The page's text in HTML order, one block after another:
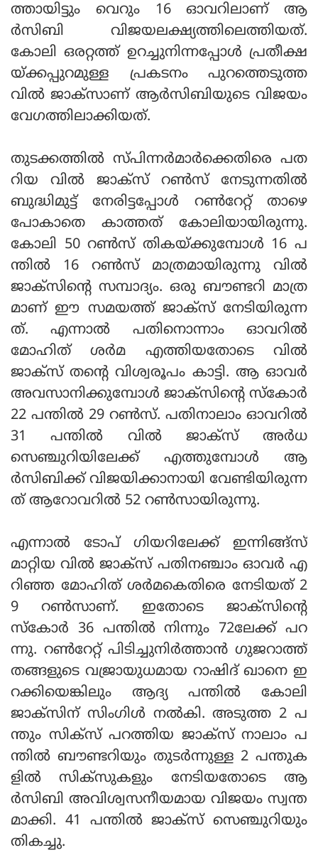
ത്തായിട്ടും വെറും 16 ഓവറിലാണ് ആ
ര്‍സിബി വിജയലക്ഷ്യത്തിലെത്തിയത്.
കോലി ഒരറ്റത്ത് ഉറച്ചുനിന്നപ്പോള്‍ പ്രതീക്ഷ
യ്ക്കപ്പുറമുള്ള പ്രകടനം പുറത്തെടുത്ത
വില്‍ ജാക്‌സാണ് ആര്‍സിബിയുടെ വിജയം
വേഗത്തിലാക്കിയത്.
തുടക്കത്തില്‍ സ്പിന്നര്‍മാര്‍ക്കെതിരെ പത
റിയ വില്‍ ജാക്‌സ് റണ്‍സ് നേടുന്നതില്‍
ബുദ്ധിമുട്ട് നേരിട്ടപ്പോള്‍ റണ്‍റേറ്റ് താഴെ
പോകാതെ കാത്തത് കോലിയായിരുന്നു.
കോലി 50 റണ്‍സ് തികയ്ക്കുമ്പോള്‍ 16 പ
ന്തില്‍ 16 റണ്‍സ് മാത്രമായിരുന്നു വില്‍
ജാക്‌സിന്റെ സമ്പാദ്യം. ഒരു ബൗണ്ടറി മാത്ര
മാണ് ഈ സമയത്ത് ജാക്‌സ് നേടിയിരുന്ന
ത്. എന്നാല്‍ പതിനൊന്നാം ഓവറില്‍
മോഹിത് ശര്‍മ എത്തിയതോടെ വില്‍
ജാക്‌സ് തന്റെ വിശ്വരൂപം കാട്ടി. ആ ഓവര്‍
അവസാനിക്കുമ്പോള്‍ ജാക്‌സിന്റെ സ്‌കോര്‍
22 പന്തില്‍ 29 റണ്‍സ്. പതിനാലാം ഓവറില്‍
31 പന്തില്‍ വില്‍ ജാക്‌സ് അര്‍ധ
സെഞ്ചുറിയിലേക്ക് എത്തുമ്പോള്‍ ആ
ര്‍സിബിക്ക് വിജയിക്കാനായി വേണ്ടിയിരുന്ന
ത് ആറോവറില്‍ 52 റണ്‍സായിരുന്നു.
എന്നാല്‍ ടോപ് ഗിയറിലേക്ക് ഇന്നിങ്ങ്‌സ്
മാറ്റിയ വില്‍ ജാക്‌സ് പതിനഞ്ചാം ഓവര്‍ എ
റിഞ്ഞ മോഹിത് ശര്‍മകെതിരെ നേടിയത് 2
9 റണ്‍സാണ്. ഇതോടെ ജാക്‌സിന്റെ
സ്‌കോര്‍ 36 പന്തില്‍ നിന്നും 72ലേക്ക് പറ
ന്നു. റണ്‍റേറ്റ് പിടിച്ചുനിര്‍ത്താന്‍ ഗുജറാത്ത്
തങ്ങളുടെ വജ്രായുധമായ റാഷിദ് ഖാനെ ഇ
റക്കിയെങ്കിലും ആദ്യ പന്തില്‍ കോലി
ജാക്‌സിന് സിംഗിള്‍ നല്‍കി. അടുത്ത 2 പ
ന്തും സിക്‌സ് പറത്തിയ ജാക്‌സ് നാലാം പ
ന്തില്‍ ബൗണ്ടറിയും തുടര്‍ന്നുള്ള 2 പന്തുക
ളില്‍ സിക്‌സുകളും നേടിയതോടെ ആ
ര്‍സിബി അവിശ്വസനീയമായ വിജയം സ്വന്ത
മാക്കി. 41 പന്തില്‍ ജാക്‌സ് സെഞ്ചുറിയും
തികച്ചു.